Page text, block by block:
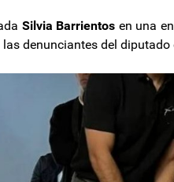
Silvia Barrientos en una
denunciantes del diputado